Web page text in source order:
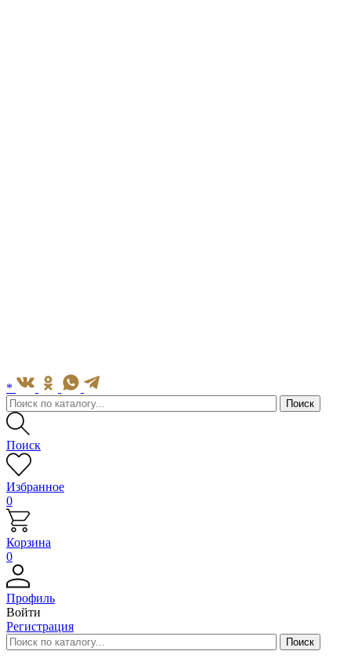
*
Поиск
Избранное
0
Корзина
0
Профиль
Войти
Регистрация